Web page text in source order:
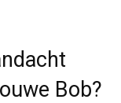
Bob?